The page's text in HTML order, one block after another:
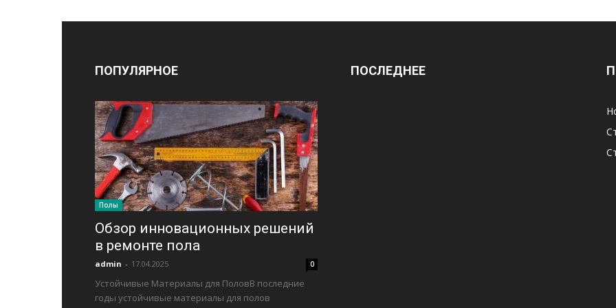
ПОПУЛЯРНОЕ
Полы
Обзор инновационных решений
в ремонте пола
admin - 17.04.2025 0
Устойчивые Материалы для ПоловВ последние
годы устойчивые материалы для полов
ПОСЛЕДНЕЕ